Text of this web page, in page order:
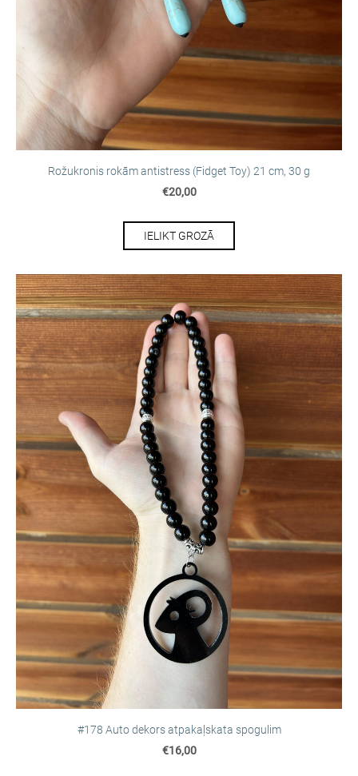
Rožukronis rokām antistress (Fidget Toy) 21 cm, 30 g
€20,00
IELIKT GROZĀ
#178 Auto dekors atpakaļskata spogulim
€16,00